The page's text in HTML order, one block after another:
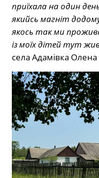
приїхала на один
якийсь магніт
якось так ми
із моїх дітей тут
села Адамівка Олена